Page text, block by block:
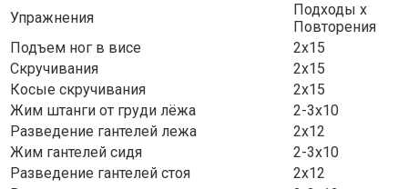
Упражнения
Подходы х
Повторения
Подъем ног в висе
2х15
Скручивания
2х15
Косые скручивания
2х15
Жим штанги от груди лёжа
2-3х10
Разведение гантелей лежа
2х12
Жим гантелей сидя
2-3х10
Разведение гантелей стоя
2х12